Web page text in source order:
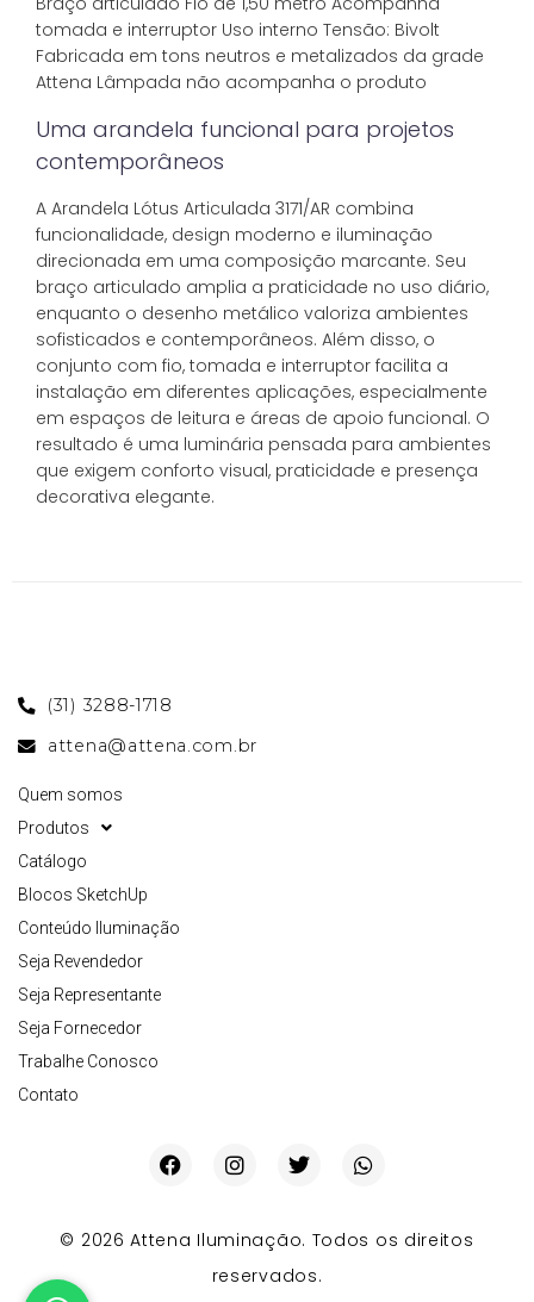
tomada e interruptor Uso interno Tensão: Bivolt
Fabricada em tons neutros e metalizados da grade
Attena Lâmpada não acompanha o produto
Uma arandela funcional para projetos
contemporâneos
A Arandela Lótus Articulada 3171/AR combina
funcionalidade, design moderno e iluminação
direcionada em uma composição marcante. Seu
braço articulado amplia a praticidade no uso diário,
enquanto o desenho metálico valoriza ambientes
sofisticados e contemporâneos. Além disso, o
conjunto com fio, tomada e interruptor facilita a
instalação em diferentes aplicações, especialmente
em espaços de leitura e áreas de apoio funcional. O
resultado é uma luminária pensada para ambientes
que exigem conforto visual, praticidade e presença
decorativa elegante.
(31) 3288-1718
attena@attena.com.br
Quem somos
Produtos
Catálogo
Blocos SketchUp
Conteúdo Iluminação
Seja Revendedor
Seja Representante
Seja Fornecedor
Trabalhe Conosco
Contato
© 2026 Attena Iluminação. Todos os direitos
reservados.